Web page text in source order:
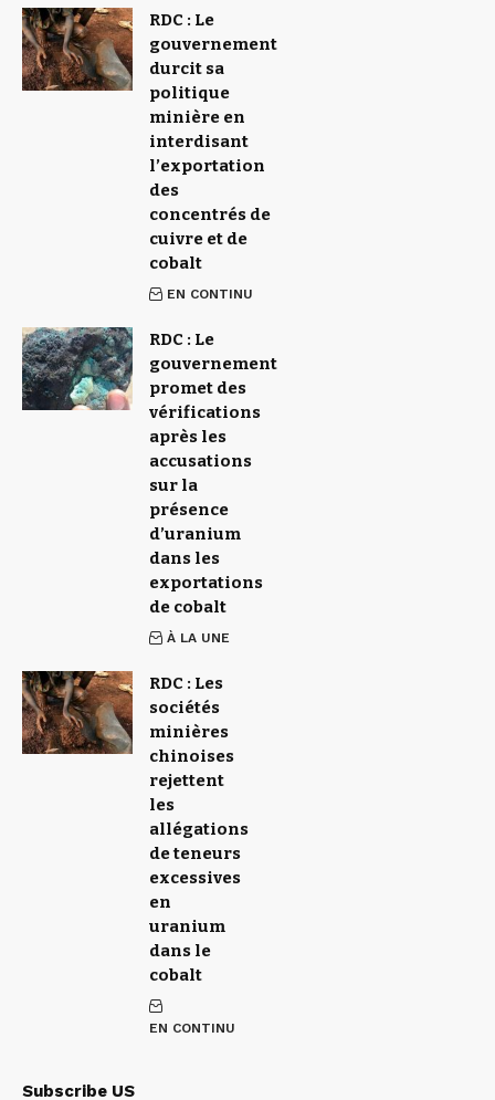
RDC : Le
gouvernement
durcit sa
politique
minière en
interdisant
l’exportation
des
concentrés de
cuivre et de
cobalt
EN CONTINU
RDC : Le
gouvernement
promet des
vérifications
après les
accusations
sur la
présence
d’uranium
dans les
exportations
de cobalt
À LA UNE
RDC : Les
sociétés
minières
chinoises
rejettent
les
allégations
de teneurs
excessives
en
uranium
dans le
cobalt
EN CONTINU
Subscribe US